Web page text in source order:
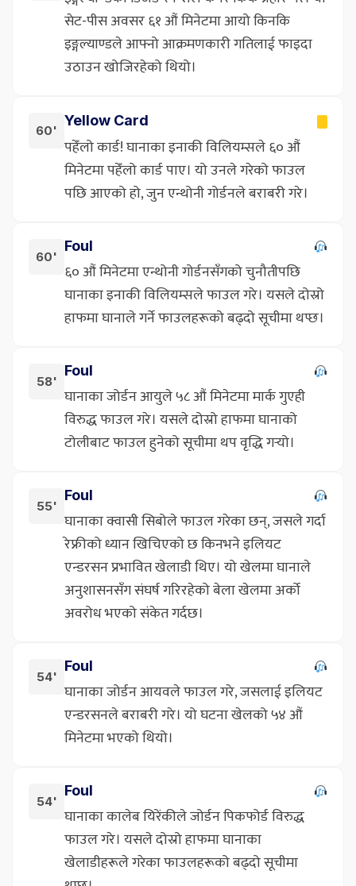
सेट-पीस अवसर ६१ औं मिनेटमा आयो किनकि
इङ्गल्याण्डले आफ्नो आक्रमणकारी गतिलाई फाइदा
उठाउन खोजिरहेको थियो।
60'
Yellow Card
पहेँलो कार्ड! घानाका इनाकी विलियम्सले ६० औं
मिनेटमा पहेँलो कार्ड पाए। यो उनले गरेको फाउल
पछि आएको हो, जुन एन्थोनी गोर्डनले बराबरी गरे।
60'
Foul
६० औं मिनेटमा एन्थोनी गोर्डनसँगको चुनौतीपछि
घानाका इनाकी विलियम्सले फाउल गरे। यसले दोस्रो
हाफमा घानाले गर्ने फाउलहरूको बढ्दो सूचीमा थप्छ।
58'
Foul
घानाका जोर्डन आयुले ५८ औं मिनेटमा मार्क गुएही
विरुद्ध फाउल गरे। यसले दोस्रो हाफमा घानाको
टोलीबाट फाउल हुनेको सूचीमा थप वृद्धि गर्‍यो।
55'
Foul
घानाका क्वासी सिबोले फाउल गरेका छन्, जसले गर्दा
रेफ्रीको ध्यान खिचिएको छ किनभने इलियट
एन्डरसन प्रभावित खेलाडी थिए। यो खेलमा घानाले
अनुशासनसँग संघर्ष गरिरहेको बेला खेलमा अर्को
अवरोध भएको संकेत गर्दछ।
54'
Foul
घानाका जोर्डन आयवले फाउल गरे, जसलाई इलियट
एन्डरसनले बराबरी गरे। यो घटना खेलको ५४ औं
मिनेटमा भएको थियो।
54'
Foul
घानाका कालेब यिरेंकीले जोर्डन पिकफोर्ड विरुद्ध
फाउल गरे। यसले दोस्रो हाफमा घानाका
खेलाडीहरूले गरेका फाउलहरूको बढ्दो सूचीमा